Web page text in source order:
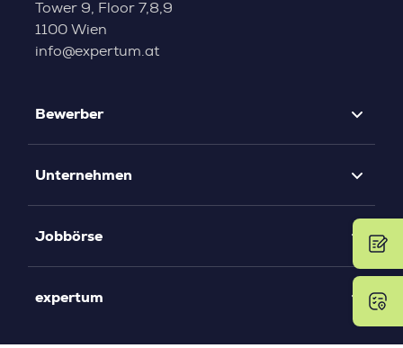
Tower 9, Floor 7,8,9
1100 Wien
info@expertum.at
Bewerber
Unternehmen
Jobbörse
expertum